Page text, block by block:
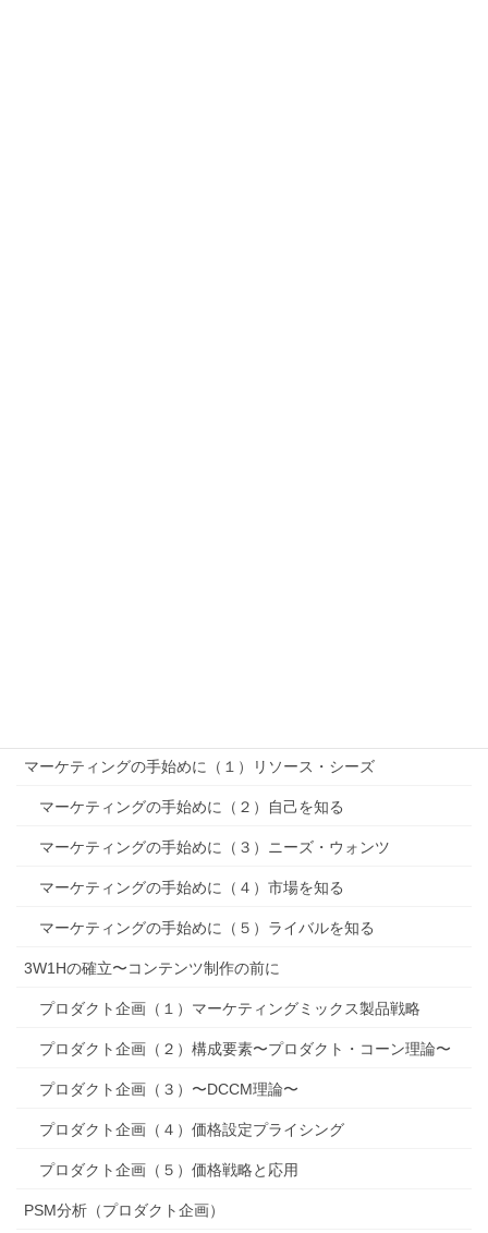
マーケティングの手始めに（１）リソース・シーズ
マーケティングの手始めに（２）自己を知る
マーケティングの手始めに（３）ニーズ・ウォンツ
マーケティングの手始めに（４）市場を知る
マーケティングの手始めに（５）ライバルを知る
3W1Hの確立〜コンテンツ制作の前に
プロダクト企画（１）マーケティングミックス製品戦略
プロダクト企画（２）構成要素〜プロダクト・コーン理論〜
プロダクト企画（３）〜DCCM理論〜
プロダクト企画（４）価格設定プライシング
プロダクト企画（５）価格戦略と応用
PSM分析（プロダクト企画）